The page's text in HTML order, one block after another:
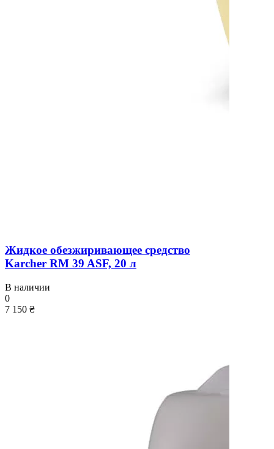
Жидкое обезжиривающее средство
Karcher RM 39 ASF, 20 л
В наличии
0
7 150 ₴